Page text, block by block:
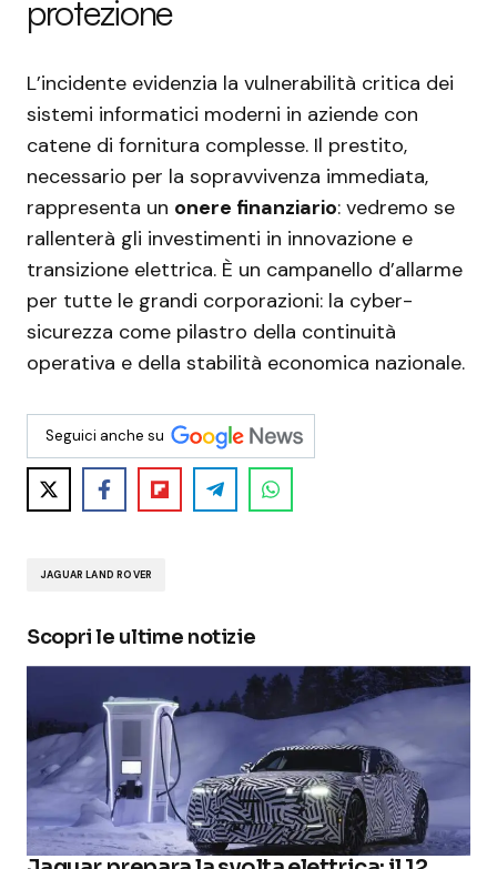
protezione
L’incidente evidenzia la vulnerabilità critica dei
sistemi informatici moderni in aziende con
catene di fornitura complesse. Il prestito,
necessario per la sopravvivenza immediata,
rappresenta un onere finanziario: vedremo se
rallenterà gli investimenti in innovazione e
transizione elettrica. È un campanello d’allarme
per tutte le grandi corporazioni: la cyber-
sicurezza come pilastro della continuità
operativa e della stabilità economica nazionale.
Seguici anche su
JAGUAR LAND ROVER
Scopri le ultime notizie